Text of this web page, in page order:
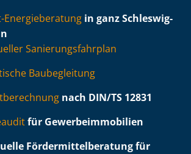
Energieberatung in ganz Schleswig-
Sa­nie­rungs­fahr­plan
Baubegleitung
nach DIN/TS 12831
für Ge­wer­be­im­mo­bi­li­en
För­der­mit­tel­be­ra­tung für